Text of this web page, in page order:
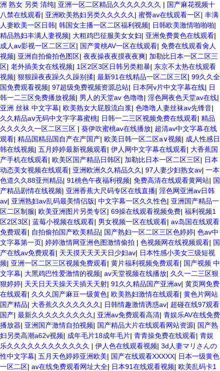
洲 熟女 另类 清纯| 亚洲一区二区精品久久久久久久久 | 国产麻花视频十
八禁在线观看| 亚洲欧美熟妇另类久久久久久 | 蜜臀av在线观看一区| 丰满
人妻欧美一区日韩| 韩国女主播一区二区福利视频| 日韩欧美激情啪啪啪|
精品熟妇丰满人妻视频| 大粗鸡巴征服美女女妇| 亚洲免费黄色在线观看|
成人av影视一区二区三区| 国产黄桃AV一区在线观看| 免费在线观看肏人
视频| 亚洲自拍偷拍色图区| 夜夜操夜夜摸夜夜爽| 加勒比日本一区二区三
区| 老外插美女在线视频| 1区2区3区日韩另类粗暴| 东京不太热在线观看
视频| 狠狠躁夜夜躁久久躁别揉| 最新91在线精品一区二区三区| 99久久全
国免费观看视频| 97超级免费视频资源总站| 日本阿v片中文字幕在线| 日
韩一二三区免费播放视频| 男人的天堂av 色噜噜| 淫色网夜色天堂av在线|
亚洲 丝袜 中文字幕| 欧美熟女大屁股流白浆| 色噜噜人妻丝袜av先锋音|
久久精品aⅴ无码中文字字幕蜜桃| 日韩一二三区视频免费在线观看| 精品
久久久久久一区二区三区 | 葵伊吹蜜桃av在线播放| 超清av中文字幕在线
观看| 精品国精品国自产在产国产| 欧美日韩一区二区a∨视频| 成人性感日
韩在线视频| 五月婷婷最新视频观看| 伊人网中文字幕在线观看| 大香蕉国
产手机在线观看| 欧美区国产精品日韩区| 加勒比日本一区二区三区| 日本
动态美女视频在线观看| 亚洲欧洲久久精品久久 | 97人妻少妇熟女av| 一本
色道久久88亚州精品| 91桃色午夜福利视频| 免费高清在线观看黄网站| 国
产精品剧情在线视频| 亚洲香蕉大尺码专区在线直播| 淫色网亚洲av日韩
av| 亚洲熟妇av乱码最美情侣版| 中文字幕一区久久性色| 亚洲国产精品一
区二区制服| 欧美亚洲图片另类专区| 69操在线观看视频免费| 福利视频1
区2区3区| 蓝莓小视频在线观看| 男女视频一区在线观看| av岛国在线观看
免费观看| 自拍偷拍国产欧美精品| 国产熟妇一区二区三区色婷婷| 色av中
文字幕第一页| 婷婷激情网亚洲色图激情偷拍 | 色视频网在线视频观看| 国
产在线av免费观看| 天天摸天天天天日少妇av| 日本性感小美女三级短视
频| 亚洲一区二区三区视频免费观看| 黄片福利视频免费观看| 国产视频 中
文字幕| 大黑鸡巴性爱激情的视频| av天堂视频在线播放| 久久一二三区狠
狠婷婷| 天天日天天操天天插天天射| 91久久精品国产亚洲av| 黄页网免费
在线观看| 久久久国产麻豆一级黄色| 欧美熟妇激情在线观看| 黄色片网站
国产精品| 大香蕉久久久久久久久 | 日韩情趣激情诱惑av| 超碰在线97观看
国产| 最新久久久久久久久久久 | 亚洲av免费观看高清| 青娱乐AV在线免费
播放器| 亚洲国产激情自拍视频| 国产精品大片在线观看网站资源| 国产熟
妇另类高潮a62v视频| 成年毛片18成年毛片| 青青操免费在线观看| 青娱
乐久久久久久久久久久久久久 | 伊人色在线观看视频| 3d人妻マリさんの
性中文字幕| 五月天色婷婷亚洲欧美| 国产在线观看XXXXX| 日本一级黄色
一区二区| av在线免费观看网址大全| 日本91在线观看视频| 欧美乱码卡1